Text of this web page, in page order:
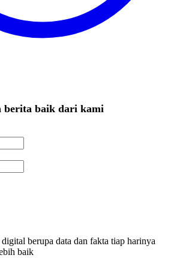
berita baik dari kami
berupa data dan fakta tiap harinya
baik